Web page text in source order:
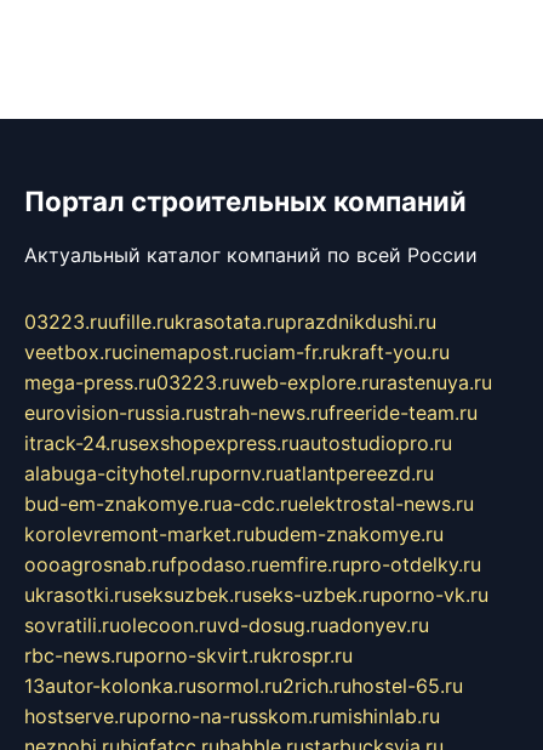
Портал строительных компаний
Актуальный каталог компаний по всей России
03223.ruufille.rukrasotata.ruprazdnikdushi.ru
veetbox.rucinemapost.ruciam-fr.rukraft-you.ru
mega-press.ru03223.ruweb-explore.rurastenuya.ru
eurovision-russia.rustrah-news.rufreeride-team.ru
itrack-24.rusexshopexpress.ruautostudiopro.ru
alabuga-cityhotel.rupornv.ruatlantpereezd.ru
bud-em-znakomye.rua-cdc.ruelektrostal-news.ru
korolevremont-market.rubudem-znakomye.ru
oooagrosnab.rufpodaso.ruemfire.rupro-otdelky.ru
ukrasotki.ruseksuzbek.ruseks-uzbek.ruporno-vk.ru
sovratili.ruolecoon.ruvd-dosug.ruadonyev.ru
rbc-news.ruporno-skvirt.rukrospr.ru
13autor-kolonka.rusormol.ru2rich.ruhostel-65.ru
hostserve.ruporno-na-russkom.rumishinlab.ru